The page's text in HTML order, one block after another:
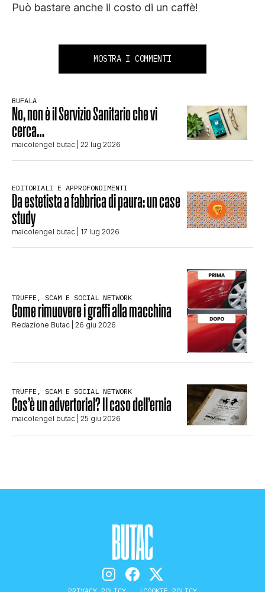
Può bastare anche il costo di un caffè!
MOSTRA I COMMENTI
BUFALA
No, non è il Servizio Sanitario che vi
cerca…
maicolengel butac | 22 lug 2026
EDITORIALI E APPROFONDIMENTI
Da estetista a fabbrica di paura: un case
study
maicolengel butac | 17 lug 2026
TRUFFE, SCAM E SOCIAL NETWORK
Come rimuovere i graffi alla macchina
Redazione Butac | 26 giu 2026
TRUFFE, SCAM E SOCIAL NETWORK
Cos’è un advertorial? Il caso dell’ernia
maicolengel butac | 25 giu 2026